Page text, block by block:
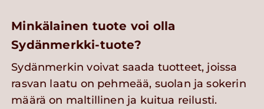
Minkälainen tuote voi olla
Sydänmerkki-tuote?
Sydänmerkin voivat saada tuotteet, joissa
rasvan laatu on pehmeää, suolan ja sokerin
määrä on maltillinen ja kuitua reilusti.